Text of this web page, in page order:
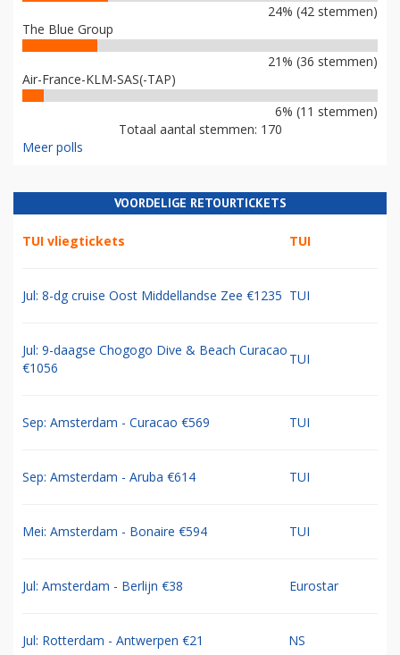
24% (42 stemmen)
The Blue Group
21% (36 stemmen)
Air-France-KLM-SAS(-TAP)
6% (11 stemmen)
Totaal aantal stemmen: 170
Meer polls
VOORDELIGE RETOURTICKETS
TUI vliegtickets TUI
Jul: 8-dg cruise Oost Middellandse Zee €1235 TUI
Jul: 9-daagse Chogogo Dive & Beach Curacao
€1056
TUI
Sep: Amsterdam - Curacao €569 TUI
Sep: Amsterdam - Aruba €614 TUI
Mei: Amsterdam - Bonaire €594 TUI
Jul: Amsterdam - Berlijn €38 Eurostar
Jul: Rotterdam - Antwerpen €21 NS